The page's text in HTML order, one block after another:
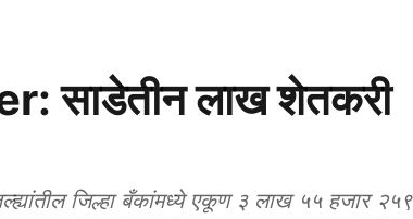
साडेतीन लाख शेतकरी
जिल्हा बँकांमध्ये एकूण ३ लाख ५५ हजार २५९